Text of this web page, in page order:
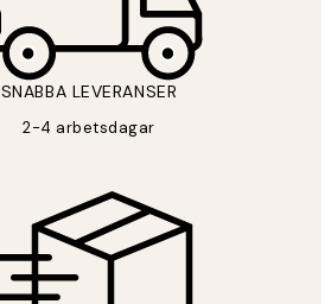
SNABBA LEVERANSER
2-4 arbetsdagar